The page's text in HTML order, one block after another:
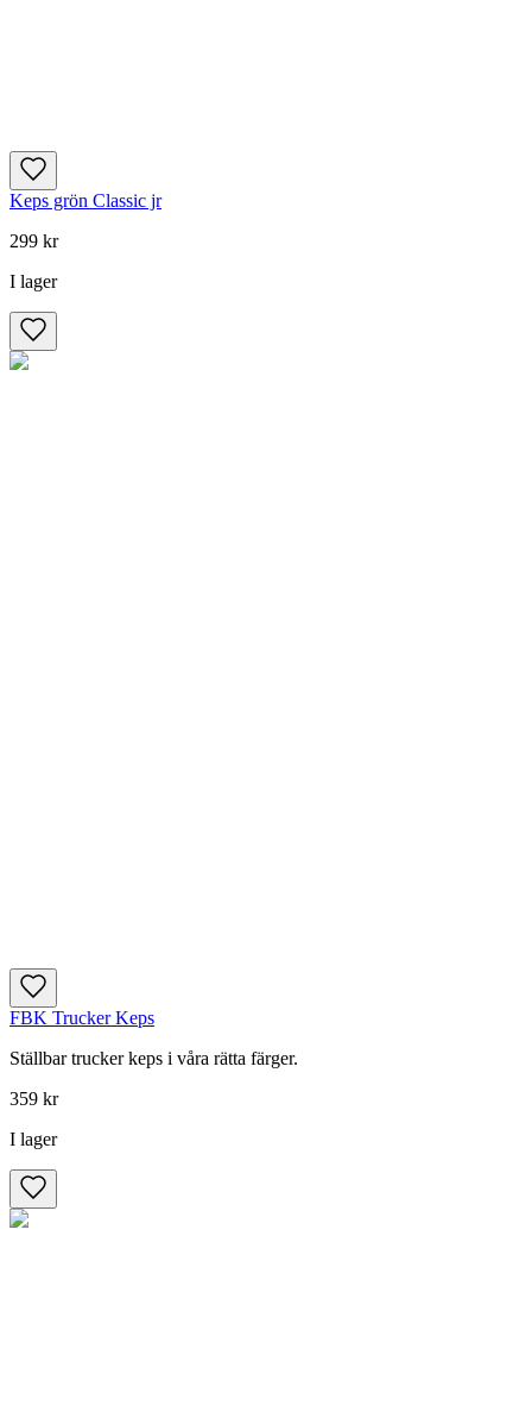
Keps grön Classic jr
299 kr
I lager
FBK Trucker Keps
Ställbar trucker keps i våra rätta färger.
359 kr
I lager